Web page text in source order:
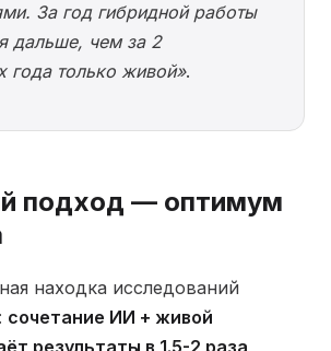
За год гибридной работы
дальше, чем за 2
года только живой».
подход — оптимум
находка исследований
сочетание ИИ + живой
результаты в 1.5-2 раза